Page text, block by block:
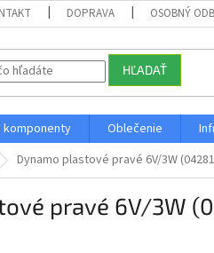
DOPRAVA OSOBNÝ
HĽADAŤ
komponenty Oblečenie
Dynamo plastové pravé 6V/3W
pravé 6V/3W